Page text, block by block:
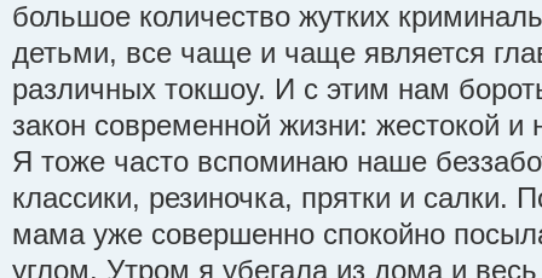
большое количество жутких
детьми, все чаще и чаще является
различных токшоу. И с этим нам
закон современной жизни: жестокой и
Я тоже часто вспоминаю наше
классики, резиночка, прятки и
мама уже совершенно спокойно
углом. Утром я убегала из дома и